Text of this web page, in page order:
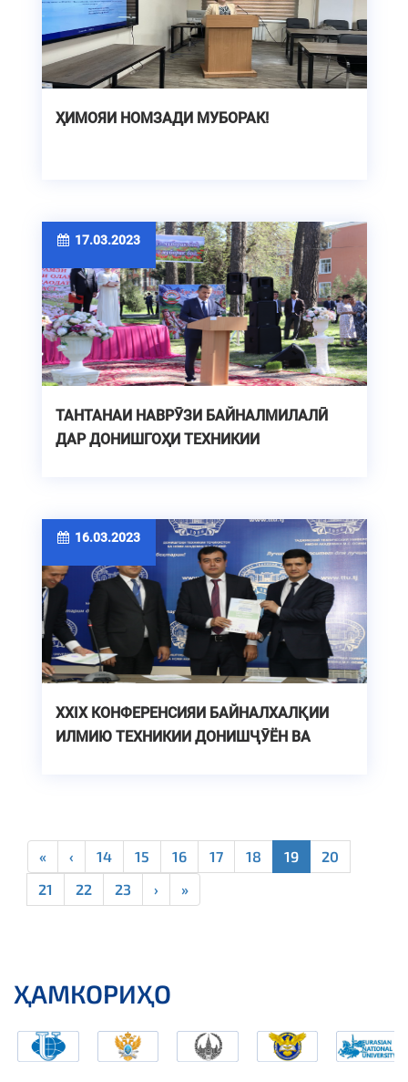
ҲИМОЯИ НОМЗАДИ МУБОРАК!
17.03.2023
ТАНТАНАИ НАВРӮЗИ БАЙНАЛМИЛАЛӢ
ДАР ДОНИШГОҲИ ТЕХНИКИИ
16.03.2023
XXIX КОНФЕРЕНСИЯИ БАЙНАЛХАЛҚИИ
ИЛМИЮ ТЕХНИКИИ ДОНИШҶӮЁН ВА
« ‹ 14 15 16 17 18 19
20
21
22 23 › »
ҲАМКОРИҲО